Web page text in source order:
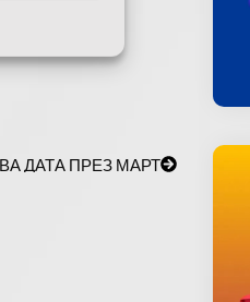
ДАТА ПРЕЗ МАРТ
СЛЕДВАЩА